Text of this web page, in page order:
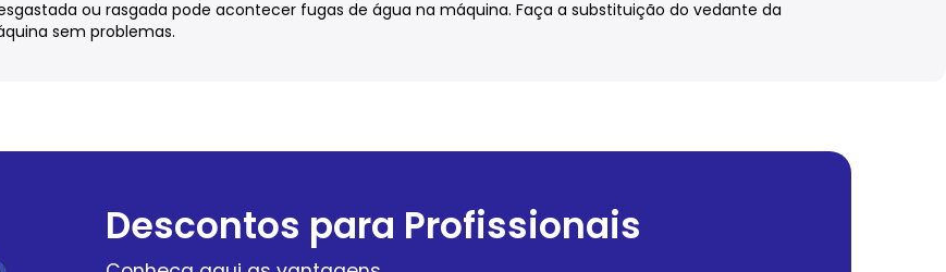
ou rasgada pode acontecer fugas de água na máquina. Faça a substituição do vedante da
sem problemas.
Descontos para Profissionais